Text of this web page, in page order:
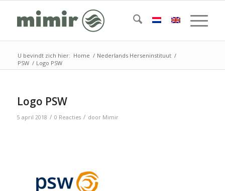
U bevindt zich hier: Home / Nederlands Herseninstituut /
PSW / Logo PSW
Logo PSW
5 april 2018 / 0 Reacties / door Mimir